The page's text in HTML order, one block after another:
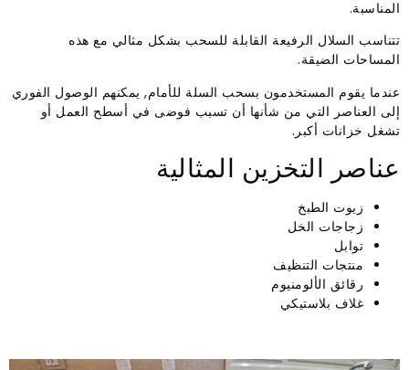
المناسبة.
تتناسب السلال الرفيعة القابلة للسحب بشكل مثالي مع هذه
المساحات الضيقة.
عندما يقوم المستخدمون بسحب السلة للأمام, يمكنهم الوصول الفوري
إلى العناصر التي من شأنها أن تسبب فوضى في أسطح العمل أو
تشغل خزانات أكبر.
عناصر التخزين المثالية
زيوت الطبخ
زجاجات الخل
توابل
منتجات التنظيف
رقائق الألومنيوم
غلاف بلاستيكي